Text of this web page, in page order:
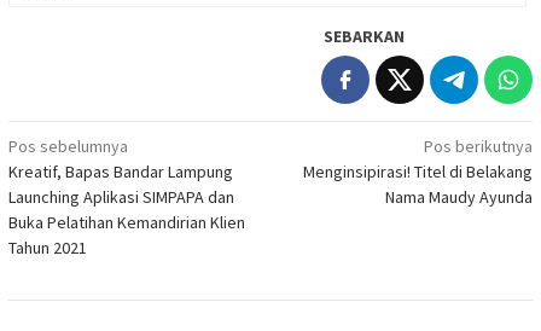
SEBARKAN
Navigasi
pos
Pos sebelumnya
Kreatif, Bapas Bandar Lampung
Launching Aplikasi SIMPAPA dan
Buka Pelatihan Kemandirian Klien
Tahun 2021
Pos berikutnya
Menginsipirasi! Titel di Belakang
Nama Maudy Ayunda